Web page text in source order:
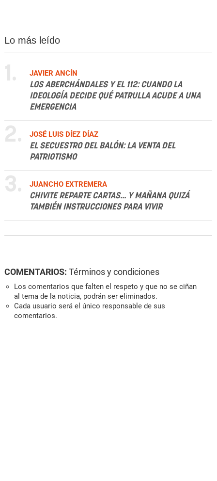
Lo más leído
1.
JAVIER ANCÍN
LOS ABERCHÁNDALES Y EL 112: CUANDO LA
IDEOLOGÍA DECIDE QUÉ PATRULLA ACUDE A UNA
EMERGENCIA
2.
JOSÉ LUIS DÍEZ DÍAZ
EL SECUESTRO DEL BALÓN: LA VENTA DEL
PATRIOTISMO
3.
JUANCHO EXTREMERA
CHIVITE REPARTE CARTAS... Y MAÑANA QUIZÁ
TAMBIÉN INSTRUCCIONES PARA VIVIR
COMENTARIOS: Términos y condiciones
Los comentarios que falten el respeto y que no se ciñan
al tema de la noticia, podrán ser eliminados.
Cada usuario será el único responsable de sus
comentarios.